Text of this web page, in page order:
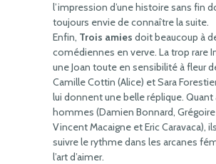
l’impression d’une histoire sans fin
toujours envie de connaître la suite.
Enfin, Trois amies doit beaucoup à
comédiennes en verve. La trop rare
une Joan toute en sensibilité à fleur
Camille Cottin (Alice) et Sara
lui donnent une belle réplique. Quant
hommes (Damien Bonnard, Grégoire
Vincent Macaigne et Eric Caravaca),
suivre le rythme dans les arcanes
l’art d’aimer.